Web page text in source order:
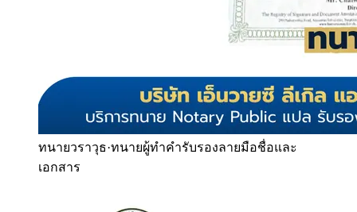
ทนายวราวุธ·ทนายผู้ทำคำรับรองลายมือชื่อและ
เอกสาร